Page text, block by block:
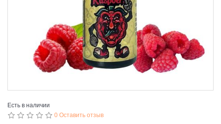
Есть в наличии
0 Оставить отзыв